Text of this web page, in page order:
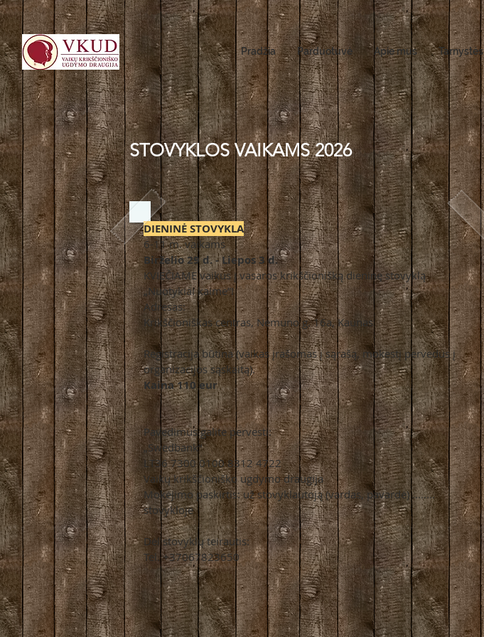
Pradžia Parduotuvė Apie mus Tarnystės
STOVYKLOS VAIKAMS 2026
DIENINĖ STOVYKLA
6-11 m. vaikams
Birželio 29 d. - Liepos 3 d.
KVIEČIAME vaikus į vasaros krikščionišką dieninę stovyklą
„Nuotykiai kaime”!
Adresas:
Krikščioniškas centras, Nemuno g. 16a, Kaunas
Registracija būtina (vaikas įrašomas į sąrašą, mokestį pervedus į
organizacijos sąskaitą).
Kaina 110 eur
Pavedimus galite pervesti:
„Swedbank“
LT36 7300 0100 8312 4722
Vaikų krikščioniško ugdymo draugija
Mokėjimo paskirtis: už stovyklautoją (vardas, pavardė) ........
stovykloje
Dėl stovyklų teirautis:
Tel. +37067823650